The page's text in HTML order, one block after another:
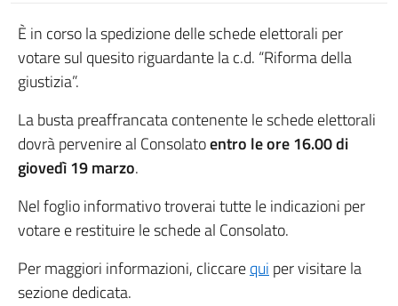
È in corso la spedizione delle schede elettorali per
votare sul quesito riguardante la c.d. “Riforma della
giustizia”.
La busta preaffrancata contenente le schede elettorali
dovrà pervenire al Consolatoentro le ore 16.00 di
giovedì 19 marzo.
Nel foglio informativo troverai tutte le indicazioni per
votare e restituire le schede al Consolato.
Per maggiori informazioni, cliccarequiper visitare la
sezione dedicata.